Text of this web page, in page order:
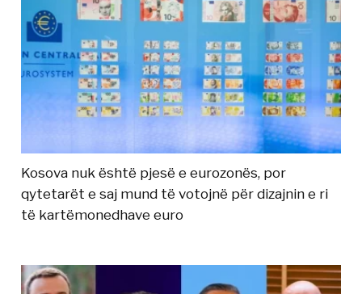
Kosova nuk është pjesë e eurozonës, por
qytetarët e saj mund të votojnë për dizajnin e ri
të kartëmonedhave euro